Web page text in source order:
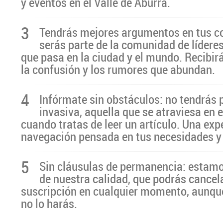
3 Tendrás mejores argumentos en tus
serás parte de la comunidad de
que pasa en la ciudad y el mundo.
la confusión y los rumores que abundan.
4 Infórmate sin obstáculos: no tendrás
invasiva, aquella que se atraviesa en
cuando tratas de leer un artículo. Una
navegación pensada en tus necesidades
5 Sin cláusulas de permanencia:
de nuestra calidad, que podrás
suscripción en cualquier momento,
no lo harás.